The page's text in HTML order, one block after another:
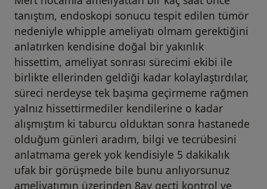
tanıştım, endoskopi sonucu tespit edilen tümör
nedeniyle whipple ameliyatı olmam gerektiğini
anlatırken kendisine doğal bir yakınlık
hissettim, ameliyat sonrası sürecimi ekibi ile
birlikte ellerinden geldiği kadar kolaylaştırdılar,
süreci nerdeyse tek başıma geçirmeme rağmen
yalnız hissettirmediler kendilerine o kadar
alışmıştım ki taburcu olduktan sonra hastanede
olduğum günleri aradım, bilgi ve tecrübesini
anlatmama gerek yok kendisiyle 5 dakikalık
ufak bir görüşmede bile bunu anlıyorsunuz
ameliyatımın üzerinden 8ay geçti kontrol ve